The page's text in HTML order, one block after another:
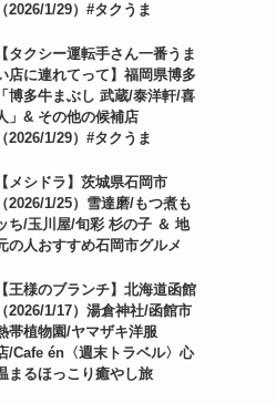
（2026/1/29）#タクうま
【タクシー運転手さん一番うま
店に連れてって】福岡県博多
「博多牛まぶし 武蔵/泰洋軒/喜
」& その他の候補店
（2026/1/29）#タクうま
【メシドラ】茨城県石岡市
（2026/1/25）雪達磨/もつ煮も
ち/玉川屋/旬彩 杉の子 ＆ 地
の人おすすめ石岡市グルメ
【王様のブランチ】北海道函館
（2026/1/17）湯倉神社/函館市
帯植物園/ヤマザキ洋服
/Cafe én〈週末トラベル〉心
まるほっこり癒やし旅